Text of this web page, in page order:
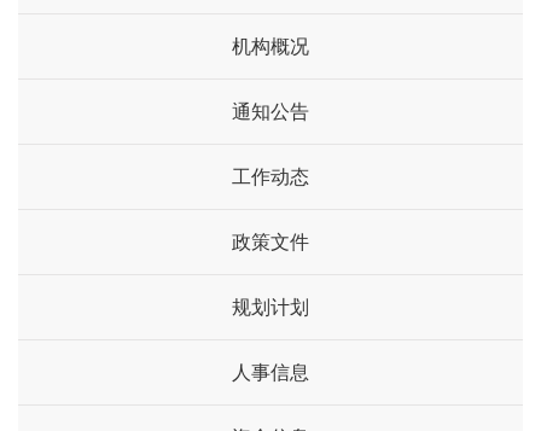
机构概况
通知公告
工作动态
政策文件
规划计划
人事信息